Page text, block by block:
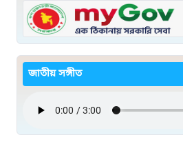
জাতীয় সঙ্গীত